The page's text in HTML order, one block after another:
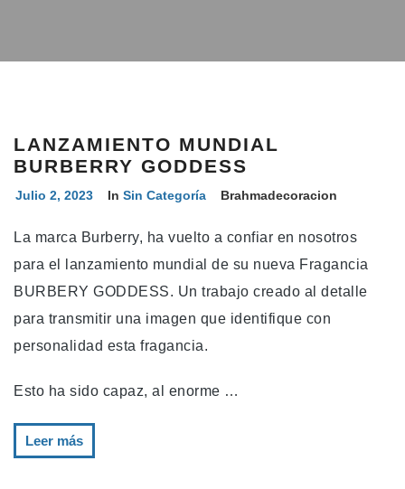
LANZAMIENTO MUNDIAL
BURBERRY GODDESS
Julio 2, 2023 In Sin Categoría Brahmadecoracion
La marca Burberry, ha vuelto a confiar en nosotros
para el lanzamiento mundial de su nueva Fragancia
BURBERY GODDESS. Un trabajo creado al detalle
para transmitir una imagen que identifique con
personalidad esta fragancia.
Esto ha sido capaz, al enorme …
Leer más